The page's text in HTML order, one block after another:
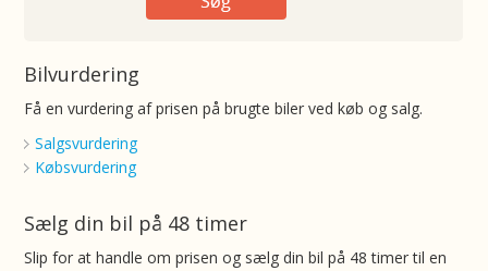
Bilvurdering
Få en vurdering af prisen på brugte biler ved køb og salg.
Salgsvurdering
Købsvurdering
Sælg din bil på 48 timer
Slip for at handle om prisen og sælg din bil på 48 timer til en